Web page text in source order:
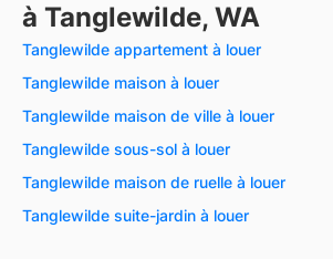
à Tanglewilde, WA
Tanglewilde appartement à louer
Tanglewilde maison à louer
Tanglewilde maison de ville à louer
Tanglewilde sous-sol à louer
Tanglewilde maison de ruelle à louer
Tanglewilde suite-jardin à louer